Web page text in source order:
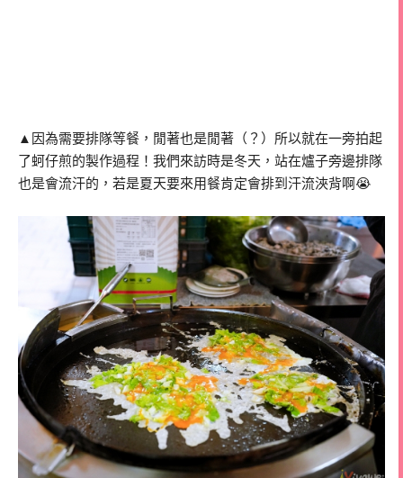
▲因為需要排隊等餐，閒著也是閒著（？）所以就在一旁拍起
了蚵仔煎的製作過程！我們來訪時是冬天，站在爐子旁邊排隊
也是會流汗的，若是夏天要來用餐肯定會排到汗流浹背啊😭